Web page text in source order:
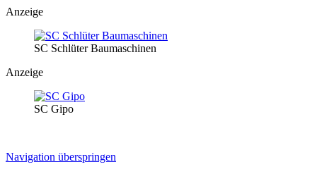
Anzeige
SC Schlüter Baumaschinen
Anzeige
SC Gipo
Navigation überspringen